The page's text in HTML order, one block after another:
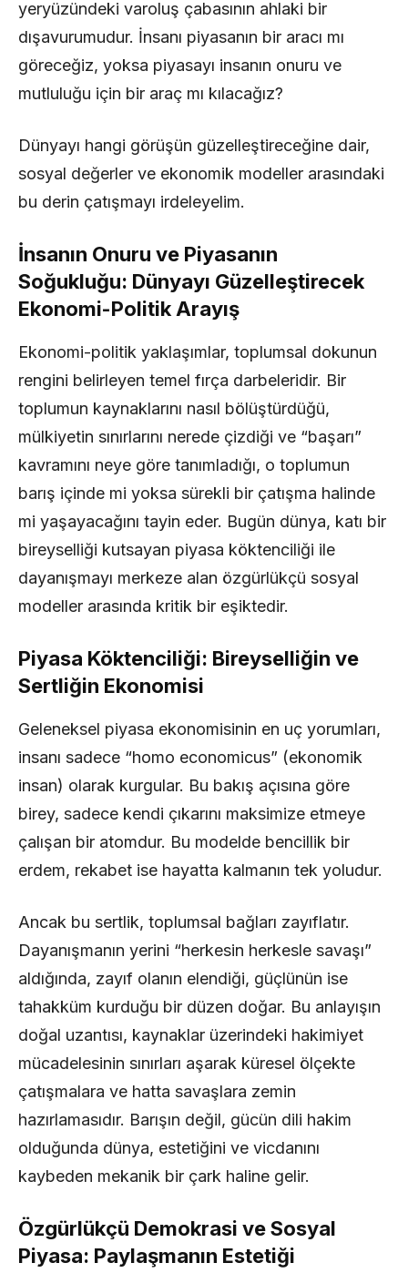
yeryüzündeki varoluş çabasının ahlaki bir
dışavurumudur. İnsanı piyasanın bir aracı mı
göreceğiz, yoksa piyasayı insanın onuru ve
mutluluğu için bir araç mı kılacağız?
Dünyayı hangi görüşün güzelleştireceğine dair,
sosyal değerler ve ekonomik modeller arasındaki
bu derin çatışmayı irdeleyelim.
İnsanın Onuru ve Piyasanın
Soğukluğu: Dünyayı Güzelleştirecek
Ekonomi-Politik Arayış
Ekonomi-politik yaklaşımlar, toplumsal dokunun
rengini belirleyen temel fırça darbeleridir. Bir
toplumun kaynaklarını nasıl bölüştürdüğü,
mülkiyetin sınırlarını nerede çizdiği ve “başarı”
kavramını neye göre tanımladığı, o toplumun
barış içinde mi yoksa sürekli bir çatışma halinde
mi yaşayacağını tayin eder. Bugün dünya, katı bir
bireyselliği kutsayan piyasa köktenciliği ile
dayanışmayı merkeze alan özgürlükçü sosyal
modeller arasında kritik bir eşiktedir.
Piyasa Köktenciliği: Bireyselliğin ve
Sertliğin Ekonomisi
Geleneksel piyasa ekonomisinin en uç yorumları,
insanı sadece “homo economicus” (ekonomik
insan) olarak kurgular. Bu bakış açısına göre
birey, sadece kendi çıkarını maksimize etmeye
çalışan bir atomdur. Bu modelde bencillik bir
erdem, rekabet ise hayatta kalmanın tek yoludur.
Ancak bu sertlik, toplumsal bağları zayıflatır.
Dayanışmanın yerini “herkesin herkesle savaşı”
aldığında, zayıf olanın elendiği, güçlünün ise
tahakküm kurduğu bir düzen doğar. Bu anlayışın
doğal uzantısı, kaynaklar üzerindeki hakimiyet
mücadelesinin sınırları aşarak küresel ölçekte
çatışmalara ve hatta savaşlara zemin
hazırlamasıdır. Barışın değil, gücün dili hakim
olduğunda dünya, estetiğini ve vicdanını
kaybeden mekanik bir çark haline gelir.
Özgürlükçü Demokrasi ve Sosyal
Piyasa: Paylaşmanın Estetiği